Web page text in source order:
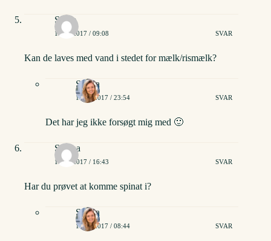
Signe
13/02/2017 / 09:08 SVAR
Kan de laves med vand i stedet for mælk/rismælk?
Stinna
13/02/2017 / 23:54 SVAR
Det har jeg ikke forsøgt mig med 🙂
Sabina
14/03/2017 / 16:43 SVAR
Har du prøvet at komme spinat i?
Stinna
15/03/2017 / 08:44 SVAR